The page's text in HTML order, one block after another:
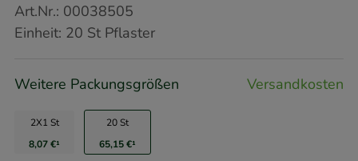
Art.Nr.: 00038505
Einheit: 20 StPflaster
Weitere Packungsgrößen Versandkosten
2X1 St
8,07 €¹
20 St
65,15 €¹